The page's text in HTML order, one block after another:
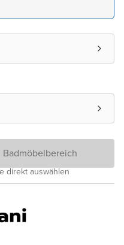
direkt auswählen